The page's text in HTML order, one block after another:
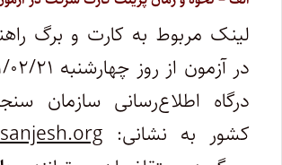
لینک مربوط به کارت و برگ
درگاه اطلاع‌رسانی سازمان
کشور به نشانی: